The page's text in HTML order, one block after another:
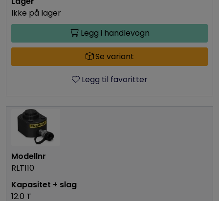
Ikke på lager
Legg i handlevogn
Se variant
Legg til favoritter
RLT110
12.0 T